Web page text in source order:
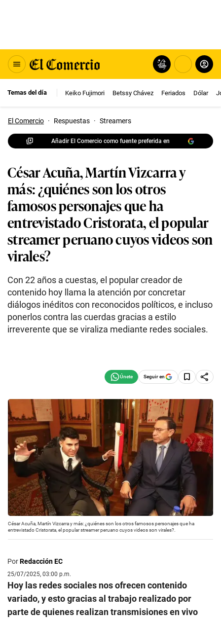
Temas del día Keiko Fujimori Betssy Chávez Feriados Dólar
El Comercio · Respuestas · Streamers
Añadir El Comercio como fuente preferida en
César Acuña, Martín Vizcarra y
más: ¿quiénes son los otros
famosos personajes que ha
entrevistado Cristorata, el popular
streamer peruano cuyos videos son
virales?
Con 22 años a cuestas, el popular creador de
contenido hoy llama la atención por concretar
diálogos inéditos con reconocidos políticos, e incluso
ponerlos contra las cuerdas gracias a estilo
irreverente que se viraliza mediante redes sociales.
Seguir en
César Acuña, Martín Vizcarra y más: ¿quiénes son los otros famosos personajes que ha
entrevistado Cristorata, el popular streamer peruano cuyos videos son virales?.
PorRedacción EC
25/07/2025, 03:00 p.m.
Hoy las redes sociales nos ofrecen contenido
variado, y esto gracias al trabajo realizado por
parte de quienes realizan transmisiones en vivo